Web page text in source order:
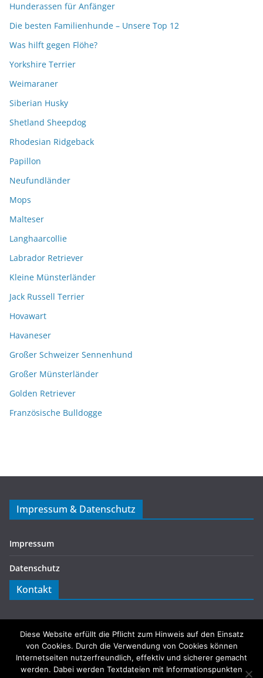
Hunderassen für Anfänger
Die besten Familienhunde – Unsere Top 12
Was hilft gegen Flöhe?
Yorkshire Terrier
Weimaraner
Siberian Husky
Shetland Sheepdog
Rhodesian Ridgeback
Papillon
Neufundländer
Mops
Malteser
Langhaarcollie
Labrador Retriever
Kleine Münsterländer
Jack Russell Terrier
Hovawart
Havaneser
Großer Schweizer Sennenhund
Großer Münsterländer
Golden Retriever
Französische Bulldogge
Impressum & Datenschutz
Impressum
Datenschutz
Kontakt
Diese Website erfüllt die Pflicht zum Hinweis auf den Einsatz
von Cookies. Durch die Verwendung von Cookies können
Internetseiten nutzerfreundlich, effektiv und sicherer gemacht
werden. Dabei werden Textdateien mit Informationspunkten